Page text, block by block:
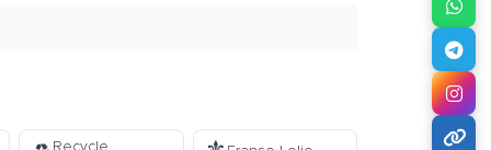
Recycle